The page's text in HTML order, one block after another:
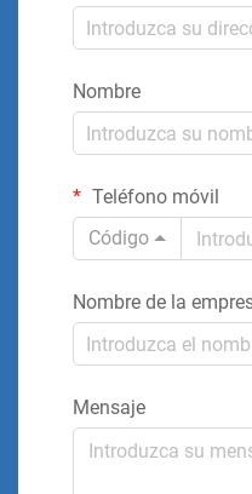
Nombre
Teléfono móvil
Código
Nombre de la
Mensaje